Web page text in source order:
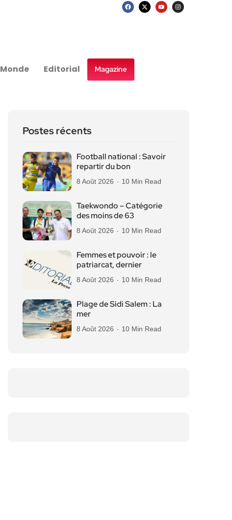
Monde Editorial Magazine
Postes récents
Football national : Savoir
repartir du bon
8 Août 2026 10 Min Read
Taekwondo – Catégorie
des moins de 63
8 Août 2026 10 Min Read
Femmes et pouvoir : le
patriarcat, dernier
8 Août 2026 10 Min Read
Plage de Sidi Salem : La
mer
8 Août 2026 10 Min Read